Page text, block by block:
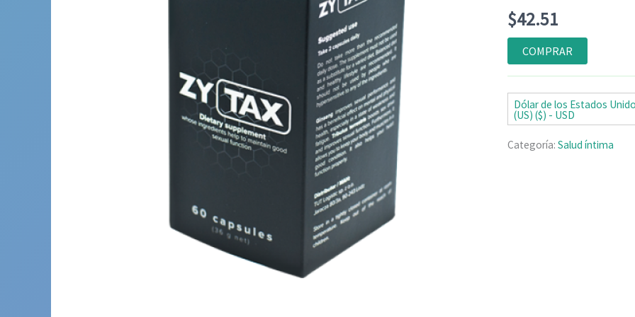
con4.80de
5 en base
a
valoraciones
de clientes
$42.51
COMPRAR
Dólar de los Estados
(US) ($) - USD
Categoría: Salud íntima